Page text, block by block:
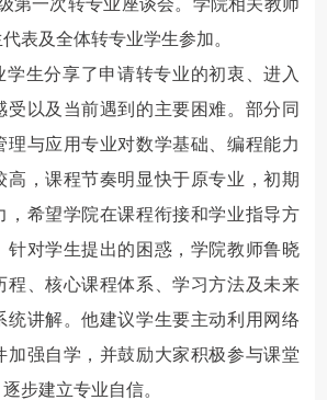
表及全体转专业学生参加。
学生分享了申请转专业的初衷、进入
受以及当前遇到的主要困难。部分同
理与应用专业对数学基础、编程能力
高，课程节奏明显快于原专业，初期
，希望学院在课程衔接和学业指导方
针对学生提出的困惑，学院教师鲁晓
程、核心课程体系、学习方法及未来
统讲解。他建议学生要主动利用网络
加强自学，并鼓励大家积极参与课堂
步建立专业自信。